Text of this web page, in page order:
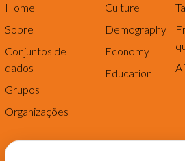
Home
Sobre
Conjuntos de
dados
Grupos
Organizações
Culture
Demography
Economy
Education